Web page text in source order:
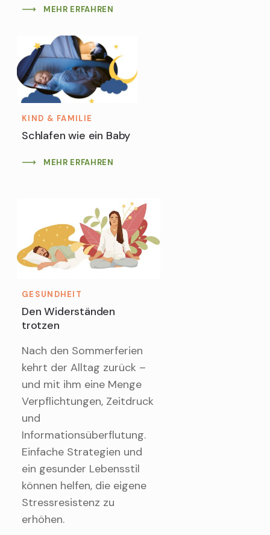
MEHR ERFAHREN
KIND & FAMILIE
Schlafen wie ein Baby
MEHR ERFAHREN
GESUNDHEIT
Den Widerständen
trotzen
Nach den Sommerferien
kehrt der Alltag zurück –
und mit ihm eine Menge
Verpflichtungen, Zeitdruck
und
Informationsüberflutung.
Einfache Strategien und
ein gesunder Lebensstil
können helfen, die eigene
Stressresistenz zu
erhöhen.